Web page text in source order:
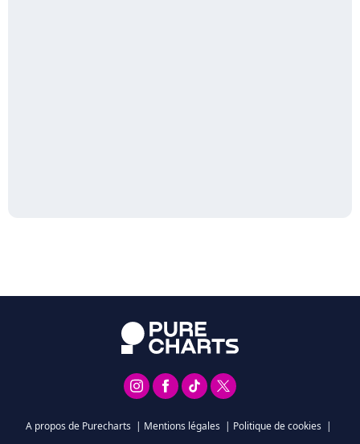
A propos de Purecharts | Mentions légales | Politique de cookies |